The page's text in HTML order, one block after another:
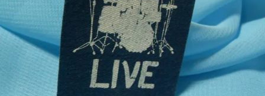
KEBIJAKAN
PRIVASI